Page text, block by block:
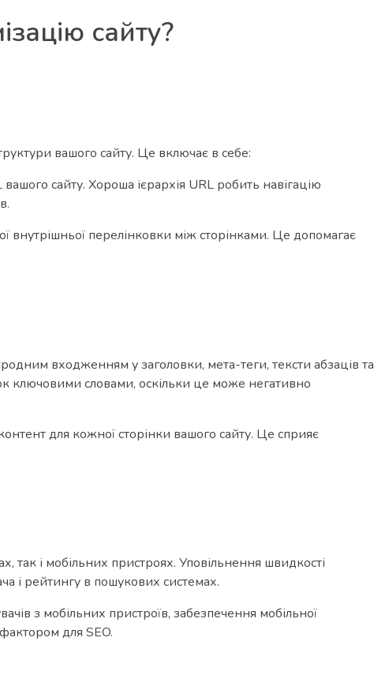
сайту?
вашого сайту. Це включає в себе:
вашого сайту. Хороша ієрархія URL робить навігацію
внутрішньої перелінковки між сторінками. Це допомагає
входженням у заголовки, мета-теги, тексти абзаців та
ключовими словами, оскільки це може негативно
для кожної сторінки вашого сайту. Це сприяє
так і мобільних пристроях. Уповільнення швидкості
і рейтингу в пошукових системах.
з мобільних пристроїв, забезпечення мобільної
для SEO.